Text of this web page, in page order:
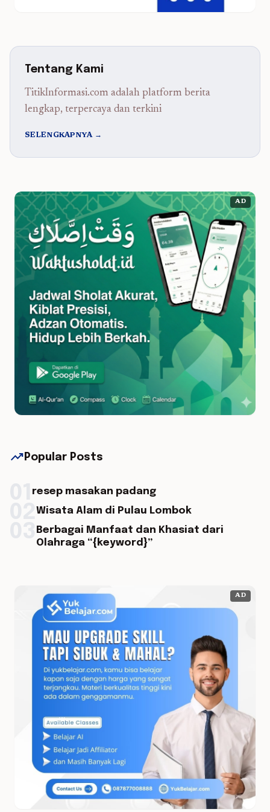
Tentang Kami
TitikInformasi.com adalah platform berita
lengkap, terpercaya dan terkini
SELENGKAPNYA →
AD
trending_up Popular Posts
resep masakan padang
Wisata Alam di Pulau Lombok
Berbagai Manfaat dan Khasiat dari
Olahraga “{keyword}”
AD